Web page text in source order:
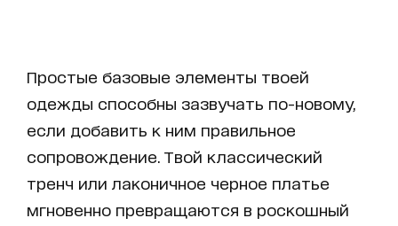
Простые базовые элементы твоей
одежды способны зазвучать по-новому,
если добавить к ним правильное
сопровождение. Твой классический
тренч или лаконичное черное платье
мгновенно превращаются в роскошный